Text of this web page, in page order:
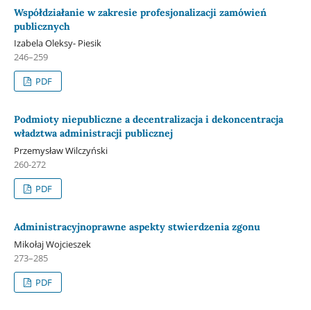
Współdziałanie w zakresie profesjonalizacji zamówień
publicznych
Izabela Oleksy- Piesik
246–259
PDF
Podmioty niepubliczne a decentralizacja i dekoncentracja
władztwa administracji publicznej
Przemysław Wilczyński
260-272
PDF
Administracyjnoprawne aspekty stwierdzenia zgonu
Mikołaj Wojcieszek
273–285
PDF